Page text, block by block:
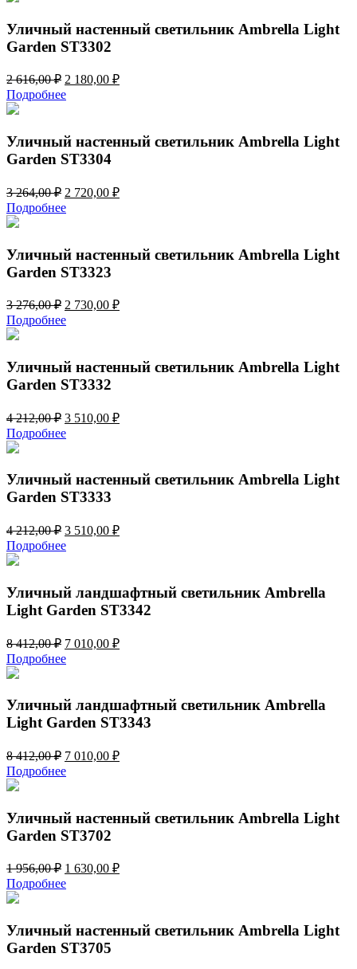
616,00 ₽.
Уличный настенный светильник Ambrella Light
Garden ST3302
2 616,00₽ Первоначальная
цена
составляла
616,00 ₽.
2 180,00 ₽Текущая
Подробнее
Уличный настенный светильник Ambrella Light
Garden ST3304
3 264,00₽ Первоначальная
цена
составляла
264,00 ₽.
2 720,00 ₽Текущая
Подробнее
Уличный настенный светильник Ambrella Light
Garden ST3323
3 276,00₽ Первоначальная
цена
составляла
276,00 ₽.
2 730,00 ₽Текущая
Подробнее
Уличный настенный светильник Ambrella Light
Garden ST3332
4 212,00₽ Первоначальная
цена
составляла
212,00 ₽.
3 510,00 ₽Текущая
Подробнее
Уличный настенный светильник Ambrella Light
Garden ST3333
4 212,00₽ Первоначальная
цена
составляла
212,00 ₽.
3 510,00 ₽Текущая
Подробнее
Уличный ландшафтный светильник Ambrella
Light Garden ST3342
8 412,00₽ Первоначальная
цена
составляла
412,00 ₽.
7 010,00 ₽Текущая
Подробнее
Уличный ландшафтный светильник Ambrella
Light Garden ST3343
8 412,00₽ Первоначальная
цена
составляла
412,00 ₽.
7 010,00 ₽Текущая
Подробнее
Уличный настенный светильник Ambrella Light
Garden ST3702
1 956,00₽ Первоначальная
цена
составляла
956,00 ₽.
1 630,00 ₽Текущая
Подробнее
Уличный настенный светильник Ambrella Light
Garden ST3705